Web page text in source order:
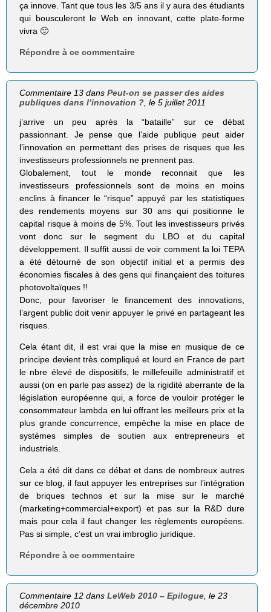
ça innove. Tant que tous les 3/5 ans il y aura des étudiants
qui bousculeront le Web en innovant, cette plate-forme
vivra 🙂
Répondre à ce commentaire
Commentaire 13 dansPeut-on se passer des aides
publiques dans l’innovation ?, le 5 juillet 2011
j’arrive un peu après la “bataille” sur ce débat
passionnant. Je pense que l’aide publique peut aider
l’innovation en permettant des prises de risques que les
investisseurs professionnels ne prennent pas.
Globalement, tout le monde reconnait que les
investisseurs professionnels sont de moins en moins
enclins à financer le “risque” appuyé par les statistiques
des rendements moyens sur 30 ans qui positionne le
capital risque à moins de 5%. Tout les investisseurs privés
vont donc sur le segment du LBO et du capital
développement. Il suffit aussi de voir comment la loi TEPA
a été détourné de son objectif initial et a permis des
économies fiscales à des gens qui finançaient des toitures
photovoltaïques !!
Donc, pour favoriser le financement des innovations,
l’argent public doit venir appuyer le privé en partageant les
risques.
Cela étant dit, il est vrai que la mise en musique de ce
principe devient très compliqué et lourd en France de part
le nbre élevé de dispositifs, le millefeuille administratif et
aussi (on en parle pas assez) de la rigidité aberrante de la
législation européenne qui, a force de vouloir protéger le
consommateur lambda en lui offrant les meilleurs prix et la
plus grande concurrence, empêche la mise en place de
systèmes simples de soutien aux entrepreneurs et
industriels.
Cela a été dit dans ce débat et dans de nombreux autres
sur ce blog, il faut appuyer les entreprises sur l’intégration
de briques technos et sur la mise sur le marché
(marketing+commercial+export) et pas sur la R&D dure
mais pour cela il faut changer les règlements européens.
Pas si simple, c’est un vrai imbroglio juridique.
Répondre à ce commentaire
Commentaire 12 dansLeWeb 2010 – Epilogue , le 23
décembre 2010